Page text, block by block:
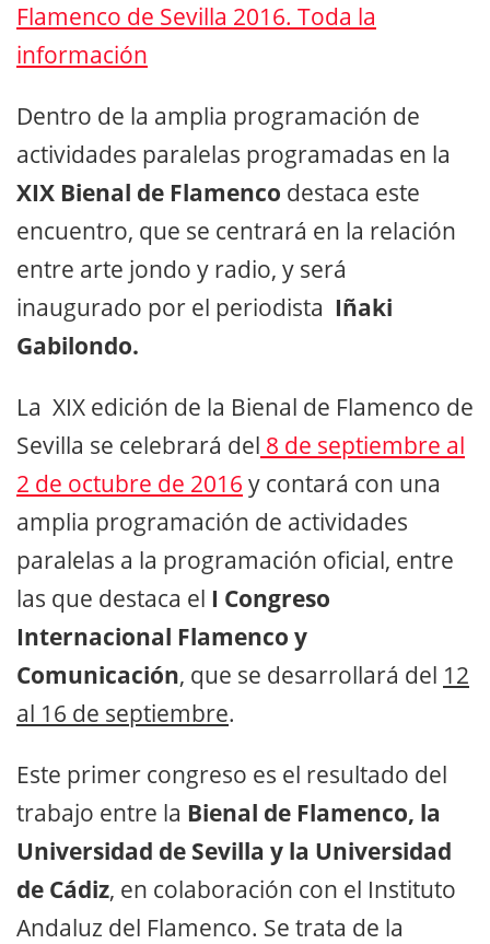
Flamenco de Sevilla 2016. Toda la
información
Dentro de la amplia programación de
actividades paralelas programadas en la
XIX Bienal de Flamenco destaca este
encuentro, que se centrará en la relación
entre arte jondo y radio, y será
inaugurado por el periodista Iñaki
Gabilondo.
La XIX edición de la Bienal de Flamenco de
Sevilla se celebrará del 8 de septiembre al
2 de octubre de 2016 y contará con una
amplia programación de actividades
paralelas a la programación oficial, entre
las que destaca el I Congreso
Internacional Flamenco y
Comunicación, que se desarrollará del 12
al 16 de septiembre.
Este primer congreso es el resultado del
trabajo entre la Bienal de Flamenco, la
Universidad de Sevilla y la Universidad
de Cádiz, en colaboración con el Instituto
Andaluz del Flamenco. Se trata de la